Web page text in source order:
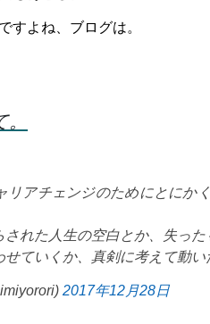
すよね、ブログは。
リアチェンジのためにとにか
れた人生の空白とか、失った
ていくか、真剣に考えて動い
2017年12月28日